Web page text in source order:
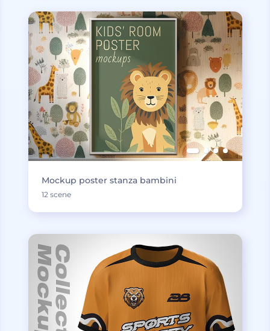
Mockup poster stanza bambini
12 scene